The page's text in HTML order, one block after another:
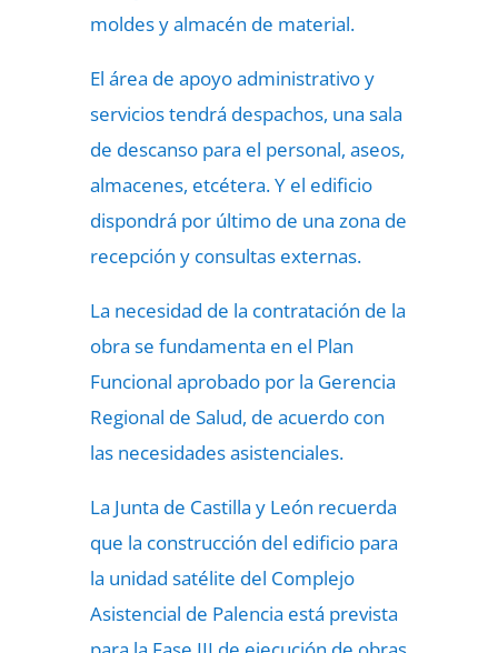
moldes y almacén de material.
El área de apoyo administrativo y
servicios tendrá despachos, una sala
de descanso para el personal, aseos,
almacenes, etcétera. Y el edificio
dispondrá por último de una zona de
recepción y consultas externas.
La necesidad de la contratación de la
obra se fundamenta en el Plan
Funcional aprobado por la Gerencia
Regional de Salud, de acuerdo con
las necesidades asistenciales.
La Junta de Castilla y León recuerda
que la construcción del edificio para
la unidad satélite del Complejo
Asistencial de Palencia está prevista